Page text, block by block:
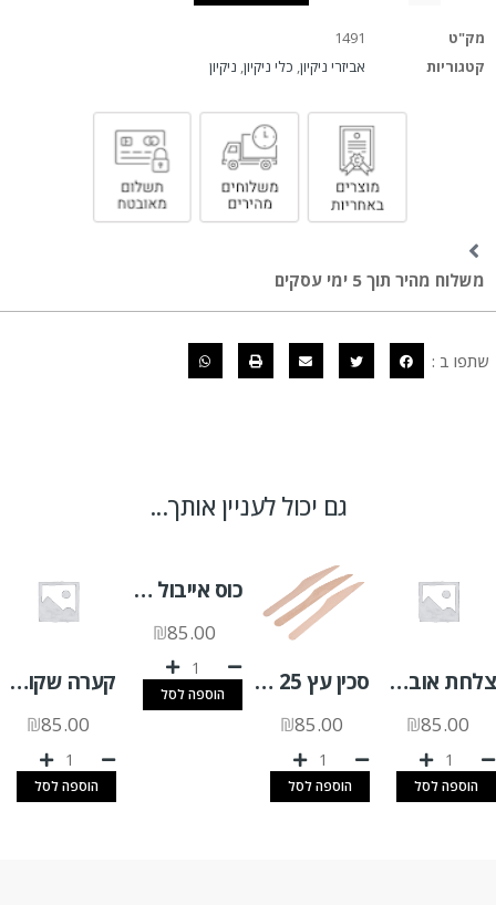
מק"ט
1491
קטגוריות
אביזרי ניקיון כלי ניקיון ניקיון
משלוח מהיר תוך 5 ימי עסקים
שתפו ב :
גם יכול לעניין אותך...
צלחת אובלית גדולה קנה סוכר א.500 יח'
₪85.00
הוספה לסל
סכין עץ 25 יח'
₪85.00
הוספה לסל
כוס אייבול 500 יח'
₪85.00
הוספה לסל קערה שקופה KTR 1000 + מכסה צמוד 280 יח'
₪85.00
הוספה לסל